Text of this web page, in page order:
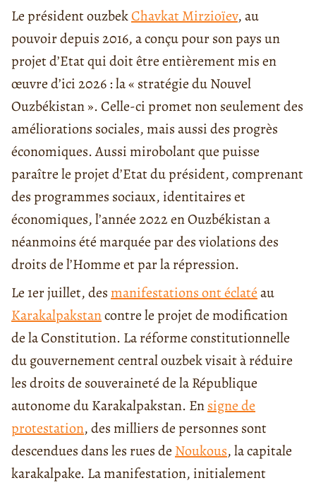
Le président ouzbekChavkat Mirzioïev, au
pouvoir depuis 2016, a conçu pour son pays un
projet d’Etat qui doit être entièrement mis en
œuvre d’ici 2026 : la « stratégie du Nouvel
Ouzbékistan ». Celle-ci promet non seulement des
améliorations sociales, mais aussi des progrès
économiques. Aussi mirobolant que puisse
paraître le projet d’Etat du président, comprenant
des programmes sociaux, identitaires et
économiques, l’année 2022 en Ouzbékistan a
néanmoins été marquée par des violations des
droits de l’Homme et par la répression.
Le 1er juillet, desmanifestations ont éclatéau
Karakalpakstancontre le projet de modification
de la Constitution. La réforme constitutionnelle
du gouvernement central ouzbek visait à réduire
les droits de souveraineté de la République
autonome du Karakalpakstan. Ensigne de
protestation, des milliers de personnes sont
descendues dans les rues de Noukous, la capitale
karakalpake. La manifestation, initialement